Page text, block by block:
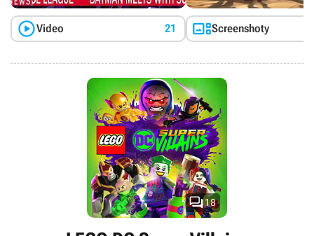
Video 21 Screenshoty
18